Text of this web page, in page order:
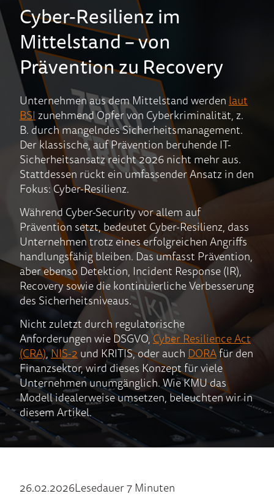
Cyber-Resilienz im
Mittelstand – von
Prävention zu Recovery
Unternehmen aus dem Mittelstand werden laut
BSI zunehmend Opfer von Cyberkriminalität, z.
B. durch mangelndes Sicherheitsmanagement.
Der klassische, auf Prävention beruhende IT-
Sicherheitsansatz reicht 2026 nicht mehr aus.
Stattdessen rückt ein umfassender Ansatz in den
Fokus: Cyber-Resilienz.
Während Cyber-Security vor allem auf
Prävention setzt, bedeutet Cyber-Resilienz, dass
Unternehmen trotz eines erfolgreichen Angriffs
handlungsfähig bleiben. Das umfasst Prävention,
aber ebenso Detektion, Incident Response (IR),
Recovery sowie die kontinuierliche Verbesserung
des Sicherheitsniveaus.
Nicht zuletzt durch regulatorische
Anforderungen wie DSGVO, Cyber Resilience Act
(CRA),NIS-2 und KRITIS, oder auch DORAfür den
Finanzsektor, wird dieses Konzept für viele
Unternehmen unumgänglich. Wie KMU das
Modell idealerweise umsetzen, beleuchten wir in
diesem Artikel.
26.02.2026Lesedauer 7 Minuten